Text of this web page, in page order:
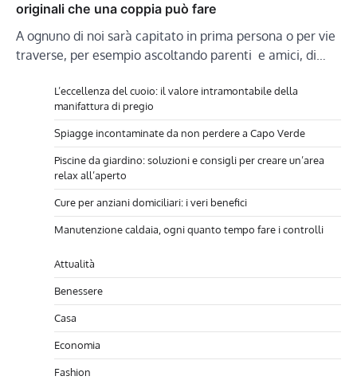
originali che una coppia può fare
A ognuno di noi sarà capitato in prima persona o per vie
traverse, per esempio ascoltando parenti e amici, di…
L’eccellenza del cuoio: il valore intramontabile della
manifattura di pregio
Spiagge incontaminate da non perdere a Capo Verde
Piscine da giardino: soluzioni e consigli per creare un’area
relax all’aperto
Cure per anziani domiciliari: i veri benefici
Manutenzione caldaia, ogni quanto tempo fare i controlli
Attualità
Benessere
Casa
Economia
Fashion